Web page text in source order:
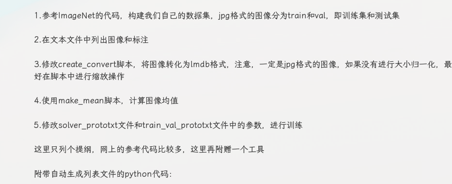
1.参考ImageNet的代码，构建我们自己的数据集，jpg格式的图像分为train和val，即训练集和测试集
2.在文本文件中列出图像和标注
3.修改create_convert脚本，将图像转化为lmdb格式，注意，一定是jpg格式的图像，如果没有进行大小归一化，最
好在脚本中进行缩放操作
4.使用make_mean脚本，计算图像均值
5.修改solver_prototxt文件和train_val_prototxt文件中的参数，进行训练
这里只列个提纲，网上的参考代码比较多，这里再附赠一个工具
附带自动生成列表文件的python代码：